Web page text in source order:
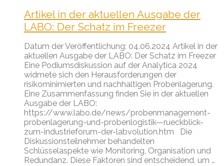
Artikel in der aktuellen Ausgabe der
LABO: Der Schatz im Freezer
Datum der Veröffentlichung: 04.06.2024 Artikel in der
aktuellen Ausgabe der LABO: Der Schatz im Freezer
Eine Podiumsdiskussion auf der Analytica 2024
widmete sich den Herausforderungen der
risikominimierten und nachhaltigen Probenlagerung.
Eine Zusammenfassung finden Sie in der aktuellen
Ausgabe der LABO:
https://www.labo.de/news/probenmanagement-
probenlagerung-und-probenlogistik—rueckblick-
zum-industrieforum-der-labvolution.htm Die
Diskussionsteilnehmer behandelten
Schlüsselaspekte wie Monitoring, Organisation und
Redundanz. Diese Faktoren sind entscheidend, um …